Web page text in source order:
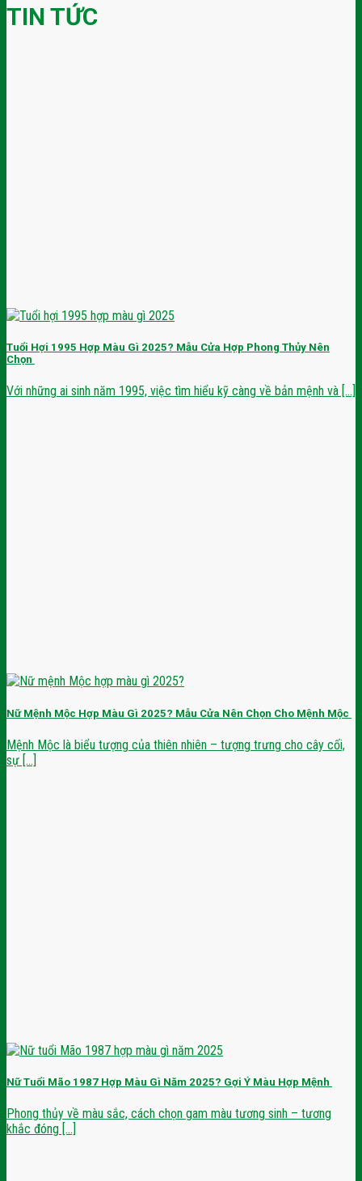
TIN TỨC
Tuổi Hợi 1995 Hợp Màu Gì 2025? Mẫu Cửa Hợp Phong Thủy Nên
Chọn
Với những ai sinh năm 1995, việc tìm hiểu kỹ càng về bản mệnh và [...]
Nữ Mệnh Mộc Hợp Màu Gì 2025? Mẫu Cửa Nên Chọn Cho Mệnh Mộc
Mệnh Mộc là biểu tượng của thiên nhiên – tượng trưng cho cây cối,
sự [...]
Nữ Tuổi Mão 1987 Hợp Màu Gì Năm 2025? Gợi Ý Màu Hợp Mệnh
Phong thủy về màu sắc, cách chọn gam màu tương sinh – tương
khắc đóng [...]